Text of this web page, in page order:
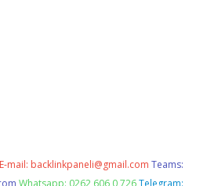
E-mail: backlinkpaneli@gmail.com Teams:
Whatsapp: 0262 606 0 726 Telegram: